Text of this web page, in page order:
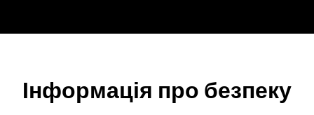
Інформація про безпеку